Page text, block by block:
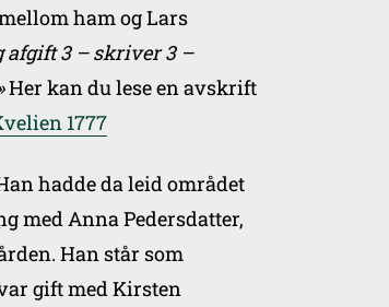
ham og Lars
afgift 3 – skriver 3 –
Her kan du lese en avskrift
1777
hadde da leid området
med Anna Pedersdatter,
Han står som
gift med Kirsten